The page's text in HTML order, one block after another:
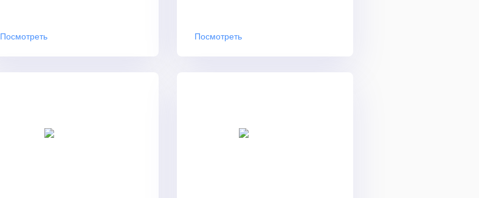
Посмотреть Посмотреть